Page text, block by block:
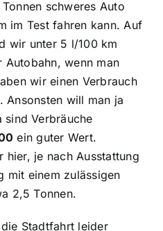
schweres Auto
im Test fahren kann. Auf
wir unter 5 l/100 km
wenn man
wir einen Verbrauch
Ansonsten will man ja
sind Verbräuche
ein guter Wert.
hier, je nach Ausstattung
mit einem zulässigen
2,5 Tonnen.
Stadtfahrt leider